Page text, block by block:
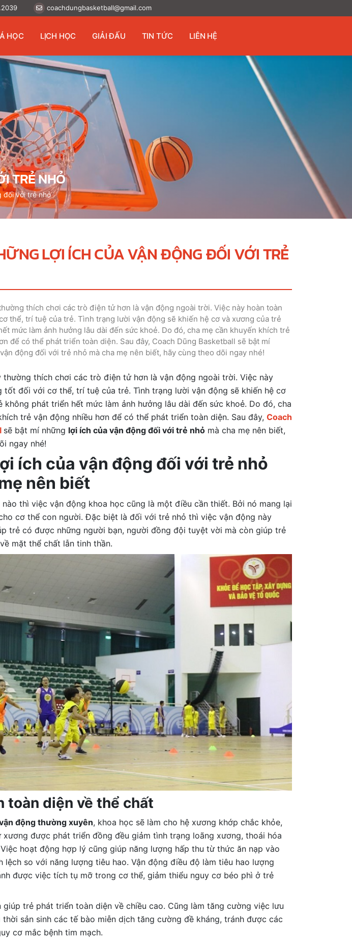
coachdungbasketball@gmail.com
HỌC LỊCH HỌC GIẢI ĐẤU TIN TỨC LIÊN HỆ
TRẺ NHỎ
đối với trẻ nhỏ
LỢI ÍCH CỦA VẬN ĐỘNG ĐỐI VỚI TRẺ
thích chơi các trò điện tử hơn là vận động ngoài trời. Việc này hoàn toàn
thể, trí tuệ của trẻ. Tình trạng lười vận động sẽ khiến hệ cơ và xương của trẻ
mức làm ảnh hưởng lâu dài đến sức khoẻ. Do đó, cha mẹ cần khuyến khích trẻ
để có thể phát triển toàn diện. Sau đây, Coach Dũng Basketball sẽ bật mí
động đối với trẻ nhỏ mà cha mẹ nên biết, hãy cùng theo dõi ngay nhé!
thường thích chơi các trò điện tử hơn là vận động ngoài trời. Việc này
tốt đối với cơ thể, trí tuệ của trẻ. Tình trạng lười vận động sẽ khiến hệ cơ
không phát triển hết mức làm ảnh hưởng lâu dài đến sức khoẻ. Do đó, cha
trẻ vận động nhiều hơn để có thể phát triển toàn diện. Sau đây, Coach
sẽ bật mí những lợi ích của vận động đối với trẻ nhỏ mà cha mẹ nên biết,
ngay nhé!
ích của vận động đối với trẻ nhỏ
nên biết
thì việc vận động khoa học cũng là một điều cần thiết. Bởi nó mang lại
cơ thể con người. Đặc biệt là đối với trẻ nhỏ thì việc vận động này
trẻ có được những người bạn, người đồng đội tuyệt vời mà còn giúp trẻ
mặt thể chất lẫn tinh thần.
toàn diện về thể chất
động thường xuyên, khoa học sẽ làm cho hệ xương khớp chắc khỏe,
xương được phát triển đồng đều giảm tình trạng loãng xương, thoái hóa
hoạt động hợp lý cũng giúp năng lượng hấp thu từ thức ăn nạp vào
lệch so với năng lượng tiêu hao. Vận động điều độ làm tiêu hao lượng
được việc tích tụ mỡ trong cơ thể, giảm thiểu nguy cơ béo phì ở trẻ
giúp trẻ phát triển toàn diện về chiều cao. Cũng làm tăng cường việc lưu
sản sinh các tế bào miễn dịch tăng cường đề kháng, tránh được các
cơ mắc bệnh tim mạch.